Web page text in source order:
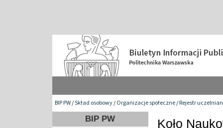
BIP PW/Skład osobowy/Organizacje społeczne/Rejestr
BIP PW Koło